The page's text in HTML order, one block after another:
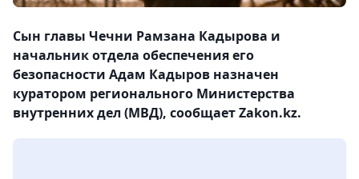
Сын главы Чечни Рамзана Кадырова и
начальник отдела обеспечения его
безопасности Адам Кадыров назначен
куратором регионального Министерства
внутренних дел (МВД), сообщает Zakon.kz.